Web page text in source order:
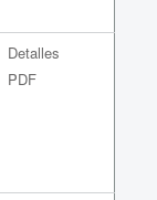
Detalles
PDF